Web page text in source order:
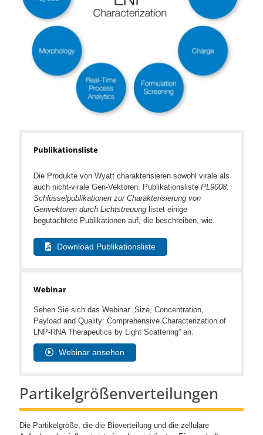
Publikationsliste
Die Produkte von Wyatt charakterisieren sowohl virale als
auch nicht-virale Gen-Vektoren. Publikationsliste PL9008:
Schlüsselpublikationen zur Charakterisierung von
Genvektoren durch Lichtstreuung listet einige
begutachtete Publikationen auf, die beschreiben, wie.
Download Publikationsliste
Webinar
Sehen Sie sich das Webinar „Size, Concentration,
Payload and Quality: Comprehensive Characterization of
LNP-RNA Therapeutics by Light Scattering” an.
Webinar ansehen
Partikelgrößenverteilungen
Die Partikelgröße, die die Bioverteilung und die zelluläre